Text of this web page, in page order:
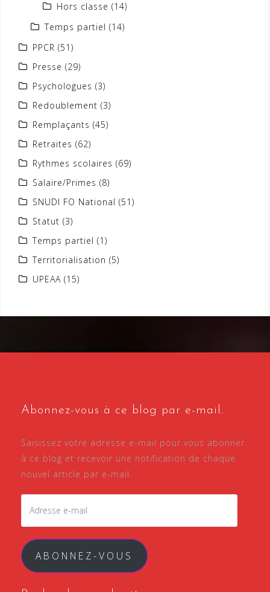
Hors classe (14)
Temps partiel (14)
PPCR (51)
Presse (29)
Psychologues (3)
Redoublement (3)
Remplaçants (45)
Retraites (62)
Rythmes scolaires (69)
Salaire/Primes (8)
SNUDI FO National (51)
Statut (3)
Temps partiel (1)
Territorialisation (5)
UPEAA (15)
Abonnez-vous à ce blog par e-mail.
Saisissez votre adresse e-mail pour vous abonner
à ce blog et recevoir une notification de chaque
nouvel article par e-mail.
ABONNEZ-VOUS